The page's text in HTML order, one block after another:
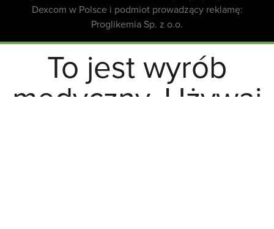
Dexcom w Polsce i podmiot prowadzący reklamę:
Proglikemia Sp. z o.o.
To jest wyrób
medyczny. Używaj